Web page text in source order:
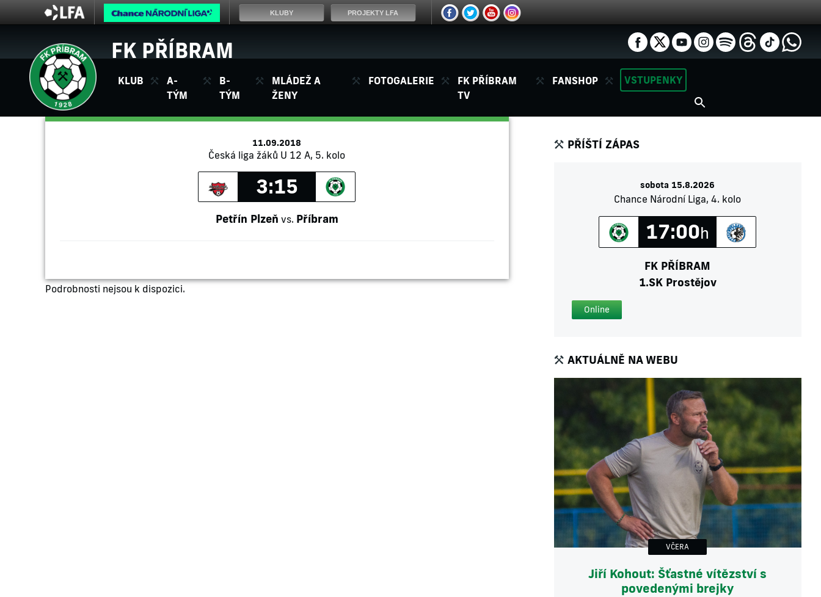
FK PŘÍBRAM
KLUB
A-
TÝM
B-
TÝM
MLÁDEŽ A
ŽENY
FOTOGALERIE
FK PŘÍBRAM
TV
FANSHOP VSTUPENKY
11.09.2018
Česká liga žáků U 12 A, 5. kolo
3:15
Petřín Plzeň vs. Příbram
Podrobnosti nejsou k dispozici.
PŘÍŠTÍ ZÁPAS
sobota 15.8.2026
Chance Národní Liga, 4. kolo
17:00h
FK PŘÍBRAM
1.SK Prostějov
Online
AKTUÁLNĚ NA WEBU
VČERA
Jiří Kohout: Šťastné vítězství s
povedenými brejky
KLUBY PROJEKTY LFA